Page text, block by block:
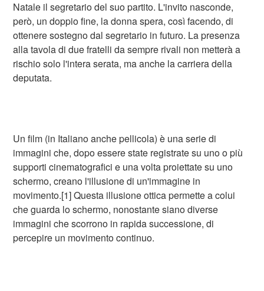
Natale il segretario del suo partito. L'invito nasconde,
però, un doppio fine, la donna spera, così facendo, di
ottenere sostegno dal segretario in futuro. La presenza
alla tavola di due fratelli da sempre rivali non metterà a
rischio solo l'intera serata, ma anche la carriera della
deputata.
Un film (in Italiano anche pellicola) è una serie di
immagini che, dopo essere state registrate su uno o più
supporti cinematografici e una volta proiettate su uno
schermo, creano l'illusione di un'immagine in
movimento.[1] Questa illusione ottica permette a colui
che guarda lo schermo, nonostante siano diverse
immagini che scorrono in rapida successione, di
percepire un movimento continuo.